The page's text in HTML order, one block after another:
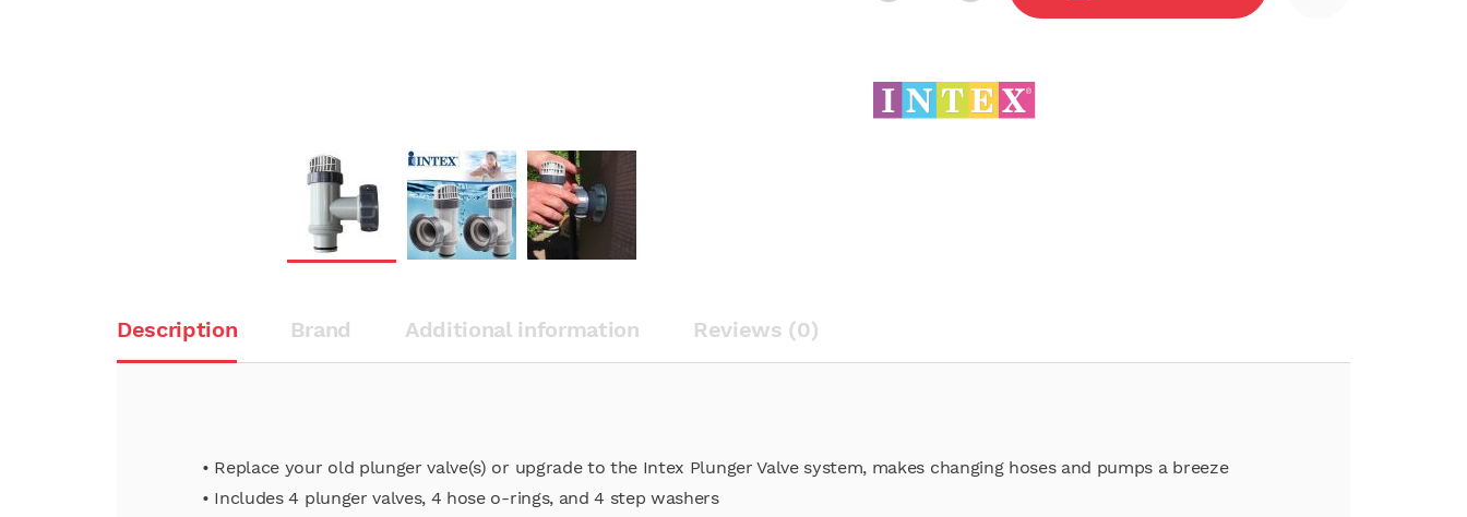
Description Brand Additional information Reviews (0)
• Replace your old plunger valve(s) or upgrade to the Intex Plunger Valve system, makes changing hoses and pumps a breeze
• Includes 4 plunger valves, 4 hose o-rings, and 4 step washers